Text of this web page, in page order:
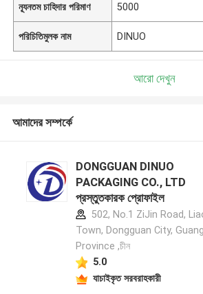
ন্যূনতম চাহিদার পরিমাণ 5000
পরিচিতিমুলক নাম DINUO
আরো দেখুন
আমাদের সম্পর্কে
DONGGUAN DINUO
PACKAGING CO., LTD
প্রস্তুতকারক প্রোফাইল
502, No.1 ZiJin Road,
Town, Dongguan City,
Province ,চীন
5.0
যাচাইকৃত সরবরাহকারী